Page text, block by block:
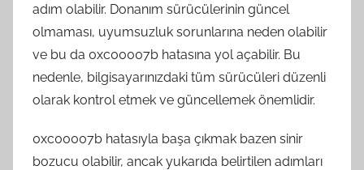
adım olabilir. Donanım sürücülerinin güncel
olmaması, uyumsuzluk sorunlarına neden olabilir
ve bu da 0xc00007b hatasına yol açabilir. Bu
nedenle, bilgisayarınızdaki tüm sürücüleri düzenli
olarak kontrol etmek ve güncellemek önemlidir.
0xc00007b hatasıyla başa çıkmak bazen sinir
bozucu olabilir, ancak yukarıda belirtilen adımları